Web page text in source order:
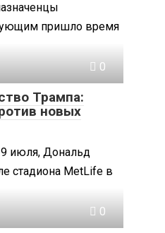
пришло время
0
Трампа:
новых
июля, Дональд
стадиона MetLife в
0